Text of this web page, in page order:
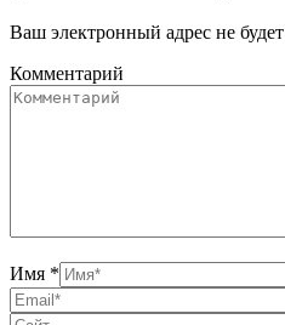
Ваш электронный адрес не
Комментарий
Имя *